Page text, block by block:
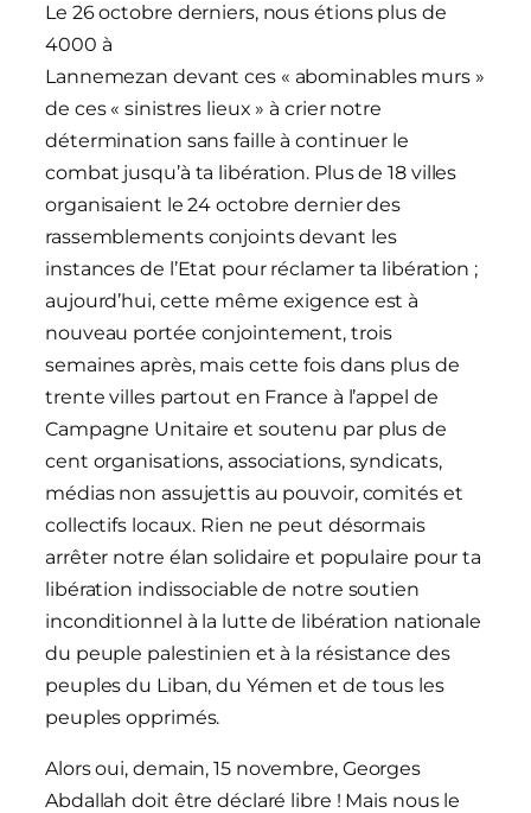
Le 26 octobre derniers, nous étions plus de
4000 à
Lannemezan devant ces « abominables murs »
de ces « sinistres lieux » à crier notre
détermination sans faille à continuer le
combat jusqu’à ta libération. Plus de 18 villes
organisaient le 24 octobre dernier des
rassemblements conjoints devant les
instances de l’Etat pour réclamer ta libération ;
aujourd’hui, cette même exigence est à
nouveau portée conjointement, trois
semaines après, mais cette fois dans plus de
trente villes partout en France à l’appel de
Campagne Unitaire et soutenu par plus de
cent organisations, associations, syndicats,
médias non assujettis au pouvoir, comités et
collectifs locaux. Rien ne peut désormais
arrêter notre élan solidaire et populaire pour ta
libération indissociable de notre soutien
inconditionnel à la lutte de libération nationale
du peuple palestinien et à la résistance des
peuples du Liban, du Yémen et de tous les
peuples opprimés.
Alors oui, demain, 15 novembre, Georges
Abdallah doit être déclaré libre ! Mais nous le